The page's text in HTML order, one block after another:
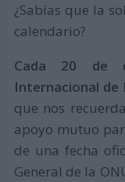
¿Sabías que la
calendario?
Cada 20 de
Internacional de
que nos
apoyo mutuo
de una fecha
General de la